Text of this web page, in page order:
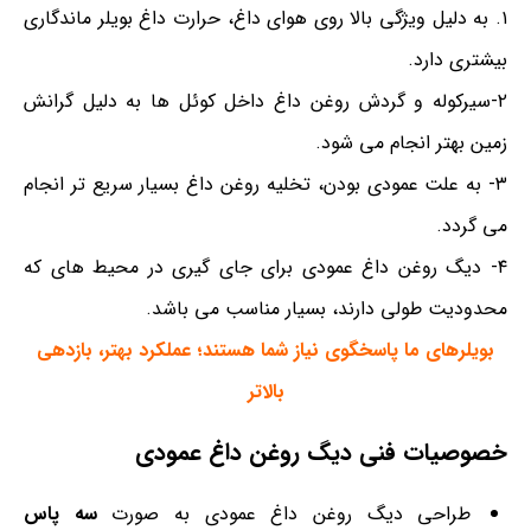
۱. به دلیل ویژگی بالا روی هوای داغ، حرارت داغ بویلر ماندگاری
بیشتری دارد.
۲-سیرکوله و گردش روغن داغ داخل کوئل ها به دلیل گرانش
زمین بهتر انجام می شود.
۳- به علت عمودی بودن، تخلیه روغن داغ بسیار سریع تر انجام
می گردد.
۴- دیگ روغن داغ عمودی برای جای گیری در محیط های که
محدودیت طولی دارند، بسیار مناسب می باشد.
بویلرهای ما پاسخگوی نیاز شما هستند؛ عملکرد بهتر، بازدهی
بالاتر
خصوصیات فنی دیگ روغن داغ عمودی
طراحی دیگ روغن داغ عمودی به صورتسه پاس